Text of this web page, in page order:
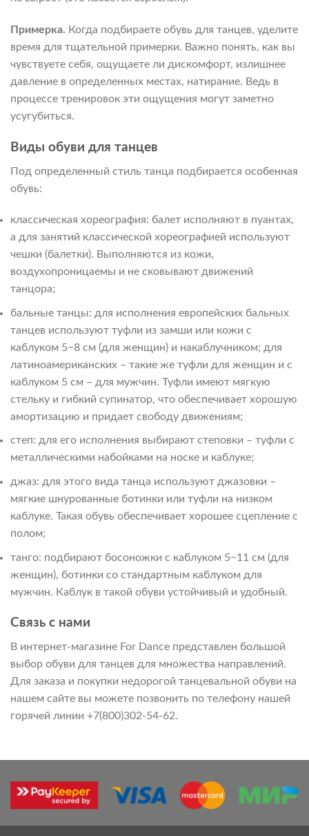
Примерка. Когда подбираете обувь для танцев, уделите
время для тщательной примерки. Важно понять, как вы
чувствуете себя, ощущаете ли дискомфорт, излишнее
давление в определенных местах, натирание. Ведь в
процессе тренировок эти ощущения могут заметно
усугубиться.
Виды обуви для танцев
Под определенный стиль танца подбирается особенная
обувь:
классическая хореография: балет исполняют в пуантах,
а для занятий классической хореографией используют
чешки (балетки). Выполняются из кожи,
воздухопроницаемы и не сковывают движений
танцора;
бальные танцы: для исполнения европейских бальных
танцев используют туфли из замши или кожи с
каблуком 5−8 см (для женщин) и накаблучником; для
латиноамериканских – такие же туфли для женщин и с
каблуком 5 см – для мужчин. Туфли имеют мягкую
стельку и гибкий супинатор, что обеспечивает хорошую
амортизацию и придает свободу движениям;
степ: для его исполнения выбирают степовки – туфли с
металлическими набойками на носке и каблуке;
джаз: для этого вида танца используют джазовки –
мягкие шнурованные ботинки или туфли на низком
каблуке. Такая обувь обеспечивает хорошее сцепление с
полом;
танго: подбирают босоножки с каблуком 5−11 см (для
женщин), ботинки со стандартным каблуком для
мужчин. Каблук в такой обуви устойчивый и удобный.
Связь с нами
В интернет-магазине For Dance представлен большой
выбор обуви для танцев для множества направлений.
Для заказа и покупки недорогой танцевальной обуви на
нашем сайте вы можете позвонить по телефону нашей
горячей линии +7(800)302-54-62.